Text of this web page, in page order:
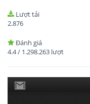
Lượt tải
2.876
Đánh giá
4.4/ 1.298.263 lượt